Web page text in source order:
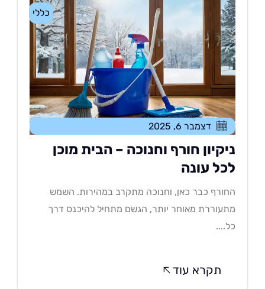
כללי
דצמבר 6, 2025
חורף וחנוכה – הבית מוכן
עונה
כבר כאן, וחנוכה מתקרב במהירות. השמש
מאוחר יותר, הגשם מתחיל להיכנס דרך
תקרא עוד